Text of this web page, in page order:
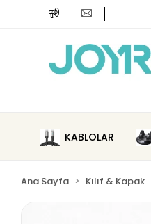
KABLOLAR
Ana Sayfa Kılıf & Kapak